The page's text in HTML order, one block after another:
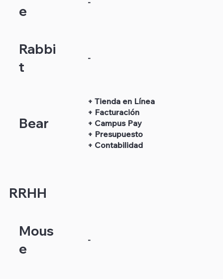
e
-
Rabbi
t
+ Tienda en Línea
+ Facturación
+ Campus Pay
+ Presupuesto
+ Contabilidad
Bear
RRHH
-
Mous
e